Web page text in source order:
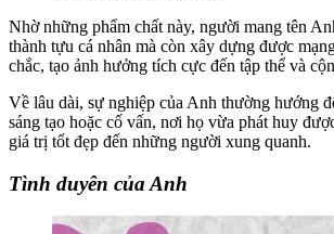
Nhờ những phẩm chất này, người mang tên
thành tựu cá nhân mà còn xây dựng được
chắc, tạo ảnh hưởng tích cực đến tập thể và
Về lâu dài, sự nghiệp của Anh thường hướng
sáng tạo hoặc cố vấn, nơi họ vừa phát huy
giá trị tốt đẹp đến những người xung quanh.
Tình duyên của Anh